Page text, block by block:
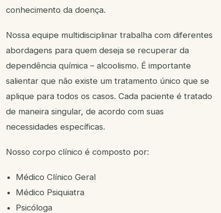
conhecimento da doença.
Nossa equipe multidisciplinar trabalha com diferentes
abordagens para quem deseja se recuperar da
dependência química – alcoolismo. É importante
salientar que não existe um tratamento único que se
aplique para todos os casos. Cada paciente é tratado
de maneira singular, de acordo com suas
necessidades específicas.
Nosso corpo clínico é composto por:
Médico Clínico Geral
Médico Psiquiatra
Psicóloga